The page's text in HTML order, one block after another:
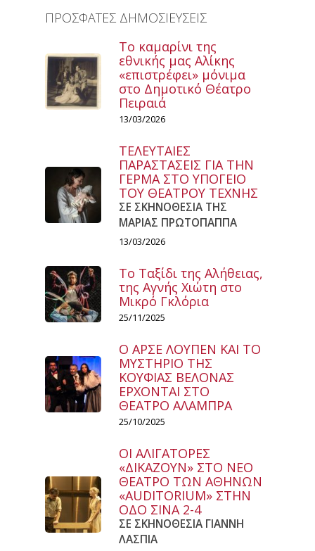
ΠΡΟΣΦΑΤΕΣ ΔΗΜΟΣΙΕΥΣΕΙΣ
Το καμαρίνι της
εθνικής μας Αλίκης
«επιστρέφει» μόνιμα
στο Δημοτικό Θέατρο
Πειραιά
13/03/2026
ΤΕΛΕΥΤΑΙΕΣ
ΠΑΡΑΣΤΑΣΕΙΣ ΓΙΑ ΤΗΝ
ΓΕΡΜΑ ΣΤΟ ΥΠΟΓΕΙΟ
ΤΟΥ ΘΕΑΤΡΟΥ ΤΕΧΝΗΣ
ΣΕ ΣΚΗΝΟΘΕΣΙΑ ΤΗΣ
ΜΑΡΙΑΣ ΠΡΩΤΟΠΑΠΠΑ
13/03/2026
Το Ταξίδι της Αλήθειας,
της Αγνής Χιώτη στο
Μικρό Γκλόρια
25/11/2025
Ο ΑΡΣΕ ΛΟΥΠΕΝ ΚΑΙ ΤΟ
ΜΥΣΤΗΡΙΟ ΤΗΣ
ΚΟΥΦΙΑΣ ΒΕΛΟΝΑΣ
ΕΡΧΟΝΤΑΙ ΣΤΟ
ΘΕΑΤΡΟ ΑΛΑΜΠΡΑ
25/10/2025
ΟΙ ΑΛΙΓΑΤΟΡΕΣ
«ΔΙΚΑΖΟΥΝ» ΣΤΟ ΝΕΟ
ΘΕΑΤΡΟ ΤΩΝ ΑΘΗΝΩΝ
«AUDITORIUM» ΣΤΗΝ
ΟΔΟ ΣΙΝΑ 2-4
ΣΕ ΣΚΗΝΟΘΕΣΙΑ ΓΙΑΝΝΗ
ΛΑΣΠΙΑ